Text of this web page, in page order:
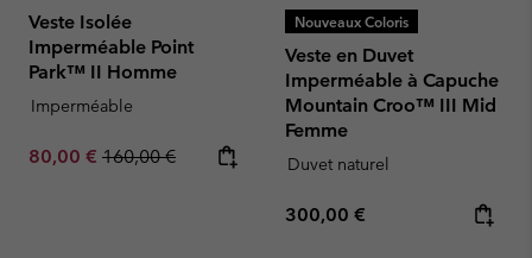
Veste Isolée
Imperméable Point
Park™ II Homme
Imperméable
Sale price:
80,00 € Regular price:
160,00 €
Nouveaux Coloris
Veste en Duvet
Imperméable à Capuche
Mountain Croo™ III Mid
Femme
Duvet naturel
Regular price:
300,00 €